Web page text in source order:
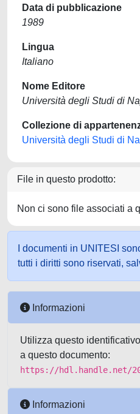
Data di pubblicazione
1989
Lingua
Italiano
Nome Editore
Università degli Studi di
Collezione di
Università degli Studi di
File in questo prodotto:
Non ci sono file associati a
I documenti in UNITESI
tutti i diritti sono riservati,
Informazioni
Utilizza questo
a questo documento:
https://hdl.handle.net/
Informazioni